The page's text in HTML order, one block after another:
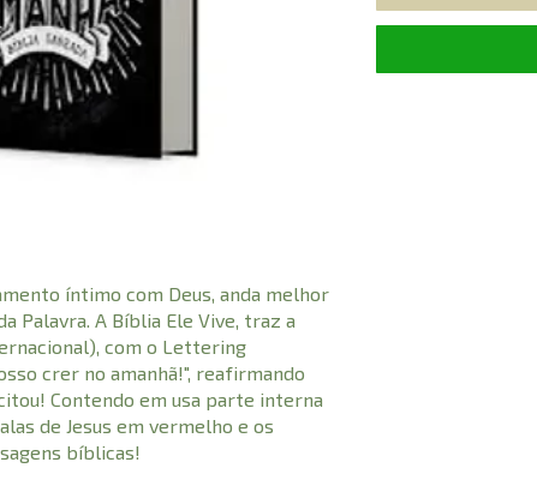
íntimo com Deus, anda melhor
Palavra. A Bíblia Ele Vive, traz a
com o Lettering
crer no amanhã!", reafirmando
Contendo em usa parte interna
de Jesus em vermelho e os
bíblicas!